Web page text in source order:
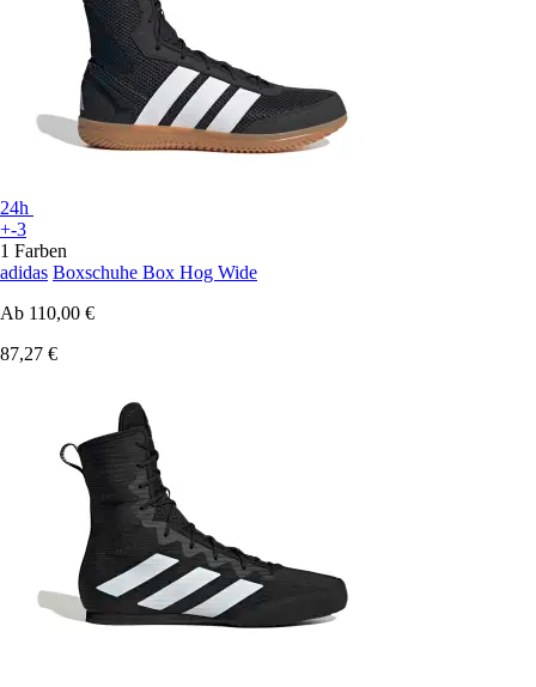
24h
+-3
1 Farben
adidas Boxschuhe Box Hog Wide
Ab 110,00 €
87,27 €